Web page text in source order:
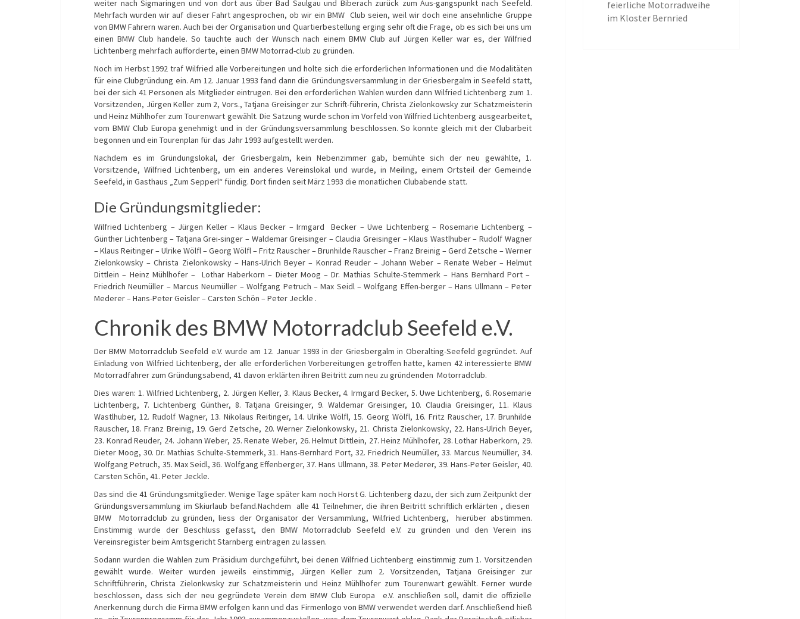
weiter nach Sigmaringen und von dort aus über Bad Saulgau und Biberach zurück zum Aus-gangspunkt nach Seefeld.
Mehrfach wurden wir auf dieser Fahrt angesprochen, ob wir ein BMW Club seien, weil wir doch eine ansehnliche Gruppe
von BMW Fahrern waren. Auch bei der Organisation und Quartierbestellung erging sehr oft die Frage, ob es sich bei uns um
einen BMW Club handele. So tauchte auch der Wunsch nach einem BMW Club auf Jürgen Keller war es, der Wilfried
Lichtenberg mehrfach aufforderte, einen BMW Motorrad-club zu gründen.
Noch im Herbst 1992 traf Wilfried alle Vorbereitungen und holte sich die erforderlichen Informationen und die Modalitäten
für eine Clubgründung ein. Am 12. Januar 1993 fand dann die Gründungsversammlung in der Griesbergalm in Seefeld statt,
bei der sich 41 Personen als Mitglieder eintrugen. Bei den erforderlichen Wahlen wurden dann Wilfried Lichtenberg zum 1.
Vorsitzenden, Jürgen Keller zum 2, Vors., Tatjana Greisinger zur Schrift-führerin, Christa Zielonkowsky zur Schatzmeisterin
und Heinz Mühlhofer zum Tourenwart gewählt. Die Satzung wurde schon im Vorfeld von Wilfried Lichtenberg ausgearbeitet,
vom BMW Club Europa genehmigt und in der Gründungsversammlung beschlossen. So konnte gleich mit der Clubarbeit
begonnen und ein Tourenplan für das Jahr 1993 aufgestellt werden.
Nachdem es im Gründungslokal, der Griesbergalm, kein Nebenzimmer gab, bemühte sich der neu gewählte, 1.
Vorsitzende, Wilfried Lichtenberg, um ein anderes Vereinslokal und wurde, in Meiling, einem Ortsteil der Gemeinde
Seefeld, in Gasthaus „Zum Sepperl“ fündig. Dort finden seit März 1993 die monatlichen Clubabende statt.
Die Gründungsmitglieder:
Wilfried Lichtenberg – Jürgen Keller – Klaus Becker – Irmgard Becker – Uwe Lichtenberg – Rosemarie Lichtenberg –
Günther Lichtenberg – Tatjana Grei-singer – Waldemar Greisinger – Claudia Greisinger – Klaus Wastlhuber – Rudolf Wagner
– Klaus Reitinger – Ulrike Wölfl – Georg Wölfl – Fritz Rauscher – Brunhilde Rauscher – Franz Breinig – Gerd Zetsche – Werner
Zielonkowsky – Christa Zielonkowsky – Hans-Ulrich Beyer – Konrad Reuder – Johann Weber – Renate Weber – Helmut
Dittlein – Heinz Mühlhofer – Lothar Haberkorn – Dieter Moog – Dr. Mathias Schulte-Stemmerk – Hans Bernhard Port –
Friedrich Neumüller – Marcus Neumüller – Wolfgang Petruch – Max Seidl – Wolfgang Effen-berger – Hans Ullmann – Peter
Mederer – Hans-Peter Geisler – Carsten Schön – Peter Jeckle .
Chronik des BMW Motorradclub Seefeld e.V.
Der BMW Motorradclub Seefeld e.V. wurde am 12. Januar 1993 in der Griesbergalm in Oberalting-Seefeld gegründet. Auf
Einladung von Wilfried Lichtenberg, der alle erforderlichen Vorbereitungen getroffen hatte, kamen 42 interessierte BMW
Motorradfahrer zum Gründungsabend, 41 davon erklärten ihren Beitritt zum neu zu gründenden Motorradclub.
Dies waren: 1. Wilfried Lichtenberg, 2. Jürgen Keller, 3. Klaus Becker, 4. Irmgard Becker, 5. Uwe Lichtenberg, 6. Rosemarie
Lichtenberg, 7. Lichtenberg Günther, 8. Tatjana Greisinger, 9. Waldemar Greisinger, 10. Claudia Greisinger, 11. Klaus
Wastlhuber, 12. Rudolf Wagner, 13. Nikolaus Reitinger, 14. Ulrike Wölfl, 15. Georg Wölfl, 16. Fritz Rauscher, 17. Brunhilde
Rauscher, 18. Franz Breinig, 19. Gerd Zetsche, 20. Werner Zielonkowsky, 21. Christa Zielonkowsky, 22. Hans-Ulrich Beyer,
23. Konrad Reuder, 24. Johann Weber, 25. Renate Weber, 26. Helmut Dittlein, 27. Heinz Mühlhofer, 28. Lothar Haberkorn, 29.
Dieter Moog, 30. Dr. Mathias Schulte-Stemmerk, 31. Hans-Bernhard Port, 32. Friedrich Neumüller, 33. Marcus Neumüller, 34.
Wolfgang Petruch, 35. Max Seidl, 36. Wolfgang Effenberger, 37. Hans Ullmann, 38. Peter Mederer, 39. Hans-Peter Geisler, 40.
Carsten Schön, 41. Peter Jeckle.
Das sind die 41 Gründungsmitglieder. Wenige Tage später kam noch Horst G. Lichtenberg dazu, der sich zum Zeitpunkt der
Gründungsversammlung im Skiurlaub befand.Nachdem alle 41 Teilnehmer, die ihren Beitritt schriftlich erklärten , diesen
BMW Motorradclub zu gründen, liess der Organisator der Versammlung, Wilfried Lichtenberg, hierüber abstimmen.
Einstimmig wurde der Beschluss gefasst, den BMW Motorradclub Seefeld e.V. zu gründen und den Verein ins
Vereinsregister beim Amtsgericht Starnberg eintragen zu lassen.
Sodann wurden die Wahlen zum Präsidium durchgeführt, bei denen Wilfried Lichtenberg einstimmig zum 1. Vorsitzenden
gewählt wurde. Weiter wurden jeweils einstimmig, Jürgen Keller zum 2. Vorsitzenden, Tatjana Greisinger zur
Schriftführerin, Christa Zielonkwsky zur Schatzmeisterin und Heinz Mühlhofer zum Tourenwart gewählt. Ferner wurde
beschlossen, dass sich der neu gegründete Verein dem BMW Club Europa e.V. anschließen soll, damit die offizielle
Anerkennung durch die Firma BMW erfolgen kann und das Firmenlogo von BMW verwendet werden darf. Anschließend hieß
feierliche Motorradweihe
im Kloster Bernried